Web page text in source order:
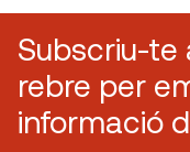
Subscriu-te
rebre per
informació